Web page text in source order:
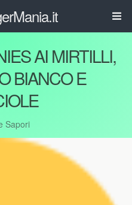
AI MIRTILLI,
BIANCO E
Sapori